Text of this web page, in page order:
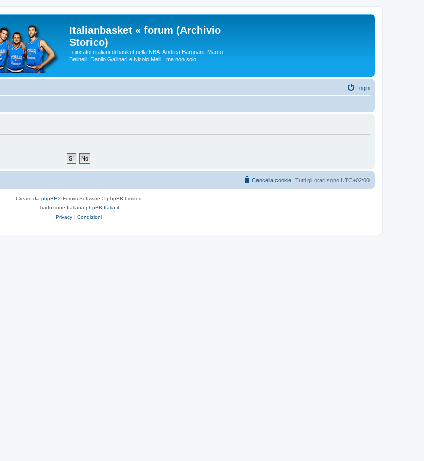
Italianbasket « forum (Archivio
Storico)
I giocatori italiani di basket nella NBA: Andrea Bargnani, Marco
Belinelli, Danilo Gallinari e Nicolò Melli...ma non solo
Login
Tutti gli orari sono UTC+02:00
Cancella cookie
Creato da phpBB® Forum Software © phpBB Limited
Traduzione Italiana phpBB-Italia.it
Privacy | Condizioni